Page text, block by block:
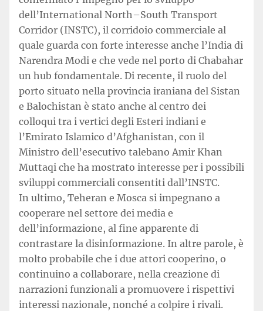
dell’International North–South Transport
Corridor (INSTC), il corridoio commerciale al
quale guarda con forte interesse anche l’India di
Narendra Modi e che vede nel porto di Chabahar
un hub fondamentale. Di recente, il ruolo del
porto situato nella provincia iraniana del Sistan
e Balochistan è stato anche al centro dei
colloqui tra i vertici degli Esteri indiani e
l’Emirato Islamico d’Afghanistan, con il
Ministro dell’esecutivo talebano Amir Khan
Muttaqi che ha mostrato interesse per i possibili
sviluppi commerciali consentiti dall’INSTC.
In ultimo, Teheran e Mosca si impegnano a
cooperare nel settore dei media e
dell’informazione, al fine apparente di
contrastare la disinformazione. In altre parole, è
molto probabile che i due attori cooperino, o
continuino a collaborare, nella creazione di
narrazioni funzionali a promuovere i rispettivi
interessi nazionale, nonché a colpire i rivali.